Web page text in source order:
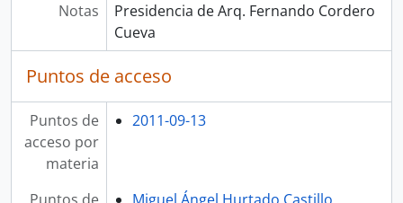
Notas
Presidencia de Arq. Fernando Cordero
Cueva
Puntos de acceso
Puntos de
acceso por
materia
2011-09-13